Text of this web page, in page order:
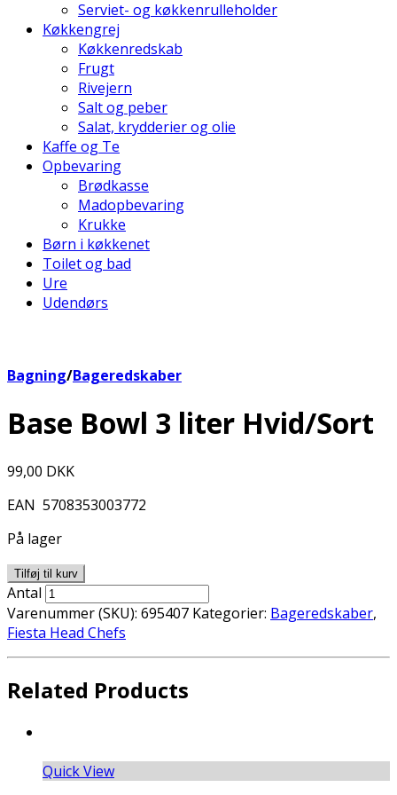
Serviet- og køkkenrulleholder
Køkkengrej
Køkkenredskab
Frugt
Rivejern
Salt og peber
Salat, krydderier og olie
Kaffe og Te
Opbevaring
Brødkasse
Madopbevaring
Krukke
Børn i køkkenet
Toilet og bad
Ure
Udendørs
Bagning/Bageredskaber
Base Bowl 3 liter Hvid/Sort
99,00 DKK
EAN 5708353003772
På lager
Tilføj til kurv
Antal
Varenummer (SKU): 695407 Kategorier: Bageredskaber,
Fiesta Head Chefs
Related Products
Quick View